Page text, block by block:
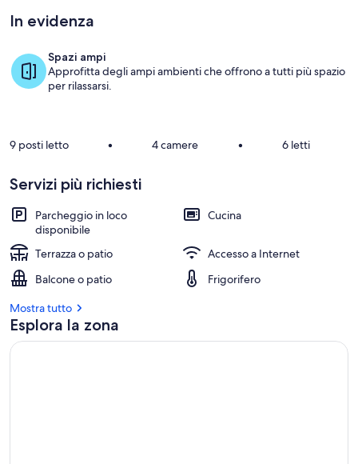
Esterno casa vacanze [estate]
In evidenza
Spazi ampi
Approfitta degli ampi ambienti che offrono a tutti più spazio
per rilassarsi.
9 posti letto • 4 camere • 6 letti
Servizi più richiesti
Parcheggio in loco
disponibile
Cucina
Terrazza o patio
Accesso a Internet
Balcone o patio
Frigorifero
Mostra tutto
Esplora la zona